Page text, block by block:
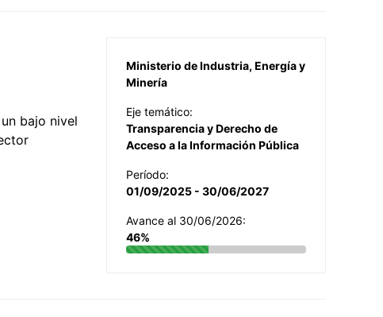
bajo nivel
Ministerio de Industria, Energía y
Minería
Eje temático:
Transparencia y Derecho de
Acceso a la Información Pública
Período:
01/09/2025 - 30/06/2027
Avance al 30/06/2026:
46%